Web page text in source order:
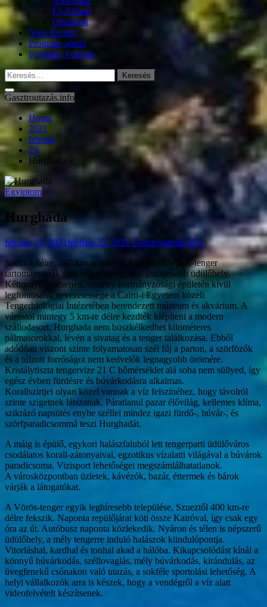
Új-Zéland
Országok
Napi Recept
Program ajánló
Forgatás, Fotózás
Keresés:
Gasztroutazás.info
Home
2021
február
23
Hurghada
Egyiptom
Hurghada
február 23, 2021február 23, 2021 Gasztroadmin2021
Sueztől délre, 395 km-re fekszik Egyiptom Vörös-tenger
tartományának székhelye, az egyik legrangosabb üdülőhely.
Kéttornyú mecsetjén, szerény kormányzósági épületén kívül
legfontosabb nevezetessége a Cairo-i Egyetem közeli
Tengerbiológiai Intézetében berendezett múzeum és akvárium. A
várostól mintegy 5 km-re délre kezdték kiépíteni a modern
szállodasort. Hurghada nem büszkélkedhet kilométeres
pálmasorokkal, lévén a sivatag és a tenger találkozása. Ebből
adódóan viszont szinte folyamatosan szél fúj a parton, a szörfözők
és a túlzott forróságot nem kedvelők legnagyobb örömére.
Kristálytiszta tengervize 21 C hőmérséklet alá soha nem süllyed, így
egész évben fürdésre és búvárkodásra alkalmas.
Korallszirtjei olyan közel vannak a víz felszínéhez, hogy távolról
szinte szigetnek látszanak. Páratlanul pazar élővilág, kellemes klíma,
szikrázó napsütés enyhe széllel mindez igazi fürdő-, búvár-, és
szörfparadicsommá teszi Hurghadát.
A máig is épülő, egykori halászfaluból lett tengerparti üdülőváros
csodálatos korall-zátonyaival, egzotikus vízalatti világával a búvárok
paradicsoma. Vizisport lehetőségei megszámlálhatatlanok.
A városközpontban üzletek, kávézók, bazár, éttermek és bárok
várják a látogatókat.
A Vörös-tenger egyik leghíresebb települése, Szueztől 400 km-re
délre fekszik. Naponta repülőjárat köti össze Kairóval, így csak egy
óra az út. Autóbusz naponta közlekedik. Nyáron és télen is népszerű
üdülőhely, a mély tengerre induló halászok kiindulópontja.
Vitorláshal, kardhal és tonhal akad a hálóba. Kikapcsolódást kínál a
könnyű búvárkodás, széllovaglás, mély búvárkodás, kirándulás, az
üvegfenekű csónakon való utazás, a sokféle sportolási lehetőség. A
helyi vállalkozók arra is készek, hogy a vendégről a víz alatt
videofelvételt készítsenek.